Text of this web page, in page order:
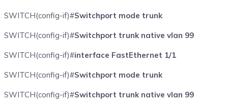
SWITCH(config-if)#Switchport mode trunk
SWITCH(config-if)#Switchport trunk native vlan 99
SWITCH(config-if)#interface FastEthernet 1/1
SWITCH(config-if)#Switchport mode trunk
SWITCH(config-if)#Switchport trunk native vlan 99